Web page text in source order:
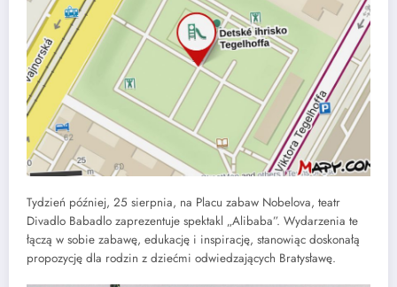
Tydzień później, 25 sierpnia, na Placu zabaw Nobelova, teatr
Divadlo Babadlo zaprezentuje spektakl „Alibaba”. Wydarzenia te
łączą w sobie zabawę, edukację i inspirację, stanowiąc doskonałą
propozycję dla rodzin z dziećmi odwiedzających Bratysławę.